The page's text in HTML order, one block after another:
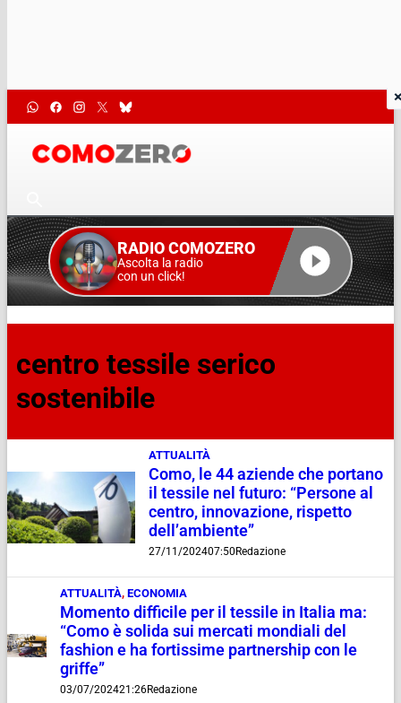
RADIO COMOZERO
Ascolta la radio
con un click!
centro tessile serico
sostenibile
ATTUALITÀ
Como, le 44 aziende che portano
il tessile nel futuro: “Persone al
centro, innovazione, rispetto
dell’ambiente”
27/11/202407:50Redazione
ATTUALITÀ,ECONOMIA
Momento difficile per il tessile in Italia ma:
“Como è solida sui mercati mondiali del
fashion e ha fortissime partnership con le
griffe”
03/07/202421:26Redazione